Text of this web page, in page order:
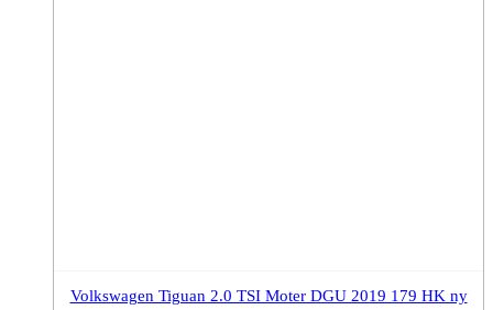
Volkswagen Tiguan 2.0 TSI Moter DGU 2019 179 HK ny